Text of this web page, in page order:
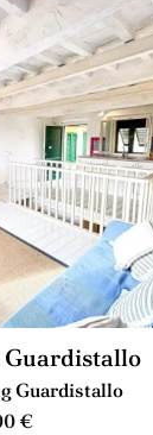
Guardistallo
Guardistallo
€